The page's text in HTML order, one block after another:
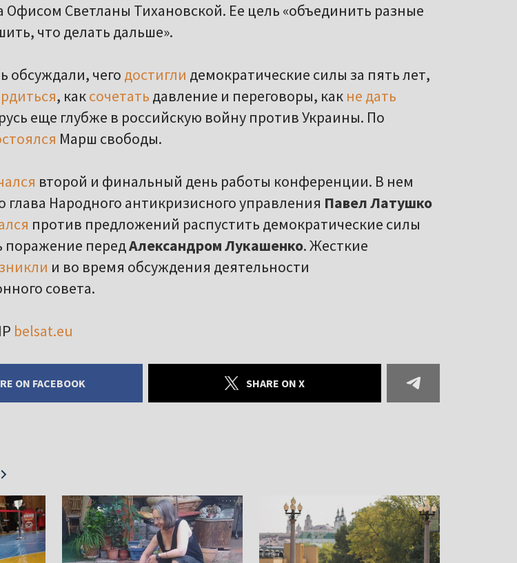
Офисом Светланы Тихановской. Ее цель «объединить разные
что делать дальше».
обсуждали, чего достигли демократические силы за пять лет,
, каксочетать давление и переговоры, как не дать
еще глубже в российскую войну против Украины. По
Марш свободы.
второй и финальный день работы конференции. В нем
глава Народного антикризисного управления Павел Латушко
против предложений распустить демократические силы
поражение передАлександром Лукашенко. Жесткие
и во время обсуждения деятельности
совета.
belsat.eu
ON FACEBOOK SHARE ON X